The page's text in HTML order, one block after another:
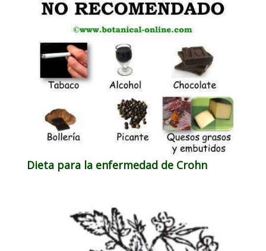
Dieta para la enfermedad de Crohn